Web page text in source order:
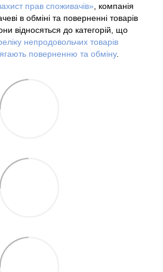
прав споживачів» , компанія
в обміні та поверненні товарів
відносяться до категорій, що
непродовольчих товарів
поверненню та обміну.